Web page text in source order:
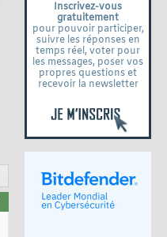
Inscrivez-vous
gratuitement
pour pouvoir participer,
suivre les réponses en
temps réel, voter pour
les messages, poser vos
propres questions et
recevoir la newsletter